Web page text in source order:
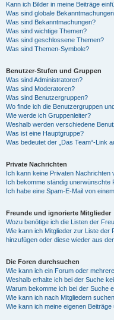
Kann ich Bilder in meine Beiträge
Was sind globale
Was sind Bekanntmachungen?
Was sind wichtige Themen?
Was sind geschlossene Themen?
Was sind Themen-Symbole?
Benutzer-Stufen und Gruppen
Was sind Administratoren?
Was sind Moderatoren?
Was sind Benutzergruppen?
Wo finde ich die Benutzergruppen
Wie werde ich Gruppenleiter?
Weshalb werden verschiedene
Was ist eine Hauptgruppe?
Was bedeutet der „Das Team“-Link
Private Nachrichten
Ich kann keine Privaten Nachrichten
Ich bekomme ständig unerwünschte
Ich habe eine Spam-E-Mail von
Freunde und ignorierte Mitglieder
Wozu benötige ich die Listen der
Wie kann ich Mitglieder zur Liste der
hinzufügen oder diese wieder aus
Die Foren durchsuchen
Wie kann ich ein Forum oder
Weshalb erhalte ich bei der Suche
Warum bekomme ich bei der Suche
Wie kann ich nach Mitgliedern
Wie kann ich meine eigenen